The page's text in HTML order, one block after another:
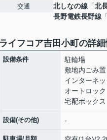
交通
北しなの線 「北
長野電鉄長野線 「
ライフコア吉田小町の詳
設備条件
駐輪場
敷地内ごみ
インターネ
オートロック
宅配ボックス
設備(その他) -